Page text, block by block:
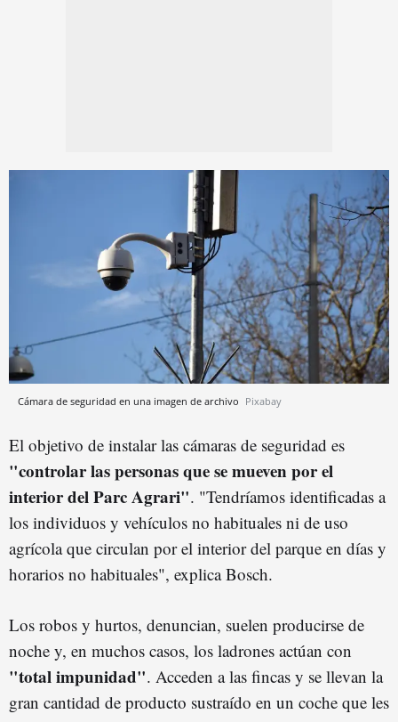
Cámara de seguridad en una imagen de archivo Pixabay
El objetivo de instalar las cámaras de seguridad es
"controlar las personas que se mueven por el
interior del Parc Agrari". "Tendríamos identificadas a
los individuos y vehículos no habituales ni de uso
agrícola que circulan por el interior del parque en días y
horarios no habituales", explica Bosch.
Los robos y hurtos, denuncian, suelen producirse de
noche y, en muchos casos, los ladrones actúan con
"total impunidad". Acceden a las fincas y se llevan la
gran cantidad de producto sustraído en un coche que les